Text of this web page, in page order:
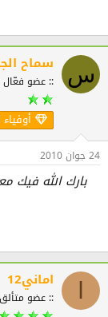
س سماح
:: عضو فعّال
أوفياء
24 جوان 2010
بارك الله فيك
اماني12
:: عضو